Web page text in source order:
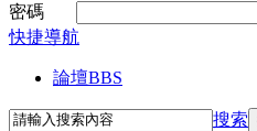
密碼
快捷導航
論壇BBS
搜索